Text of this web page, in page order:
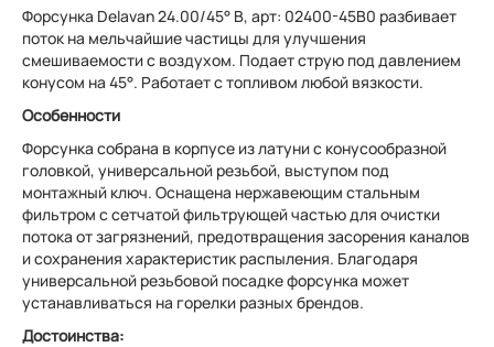
Форсунка Delavan 24.00/45° B, арт: 02400-45B0 разбивает
поток на мельчайшие частицы для улучшения
смешиваемости с воздухом. Подает струю под давлением
конусом на 45°. Работает с топливом любой вязкости.
Особенности
Форсунка собрана в корпусе из латуни с конусообразной
головкой, универсальной резьбой, выступом под
монтажный ключ. Оснащена нержавеющим стальным
фильтром с сетчатой фильтрующей частью для очистки
потока от загрязнений, предотвращения засорения каналов
и сохранения характеристик распыления. Благодаря
универсальной резьбовой посадке форсунка может
устанавливаться на горелки разных брендов.
Достоинства: